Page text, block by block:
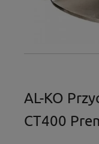
AL-KO
CT400